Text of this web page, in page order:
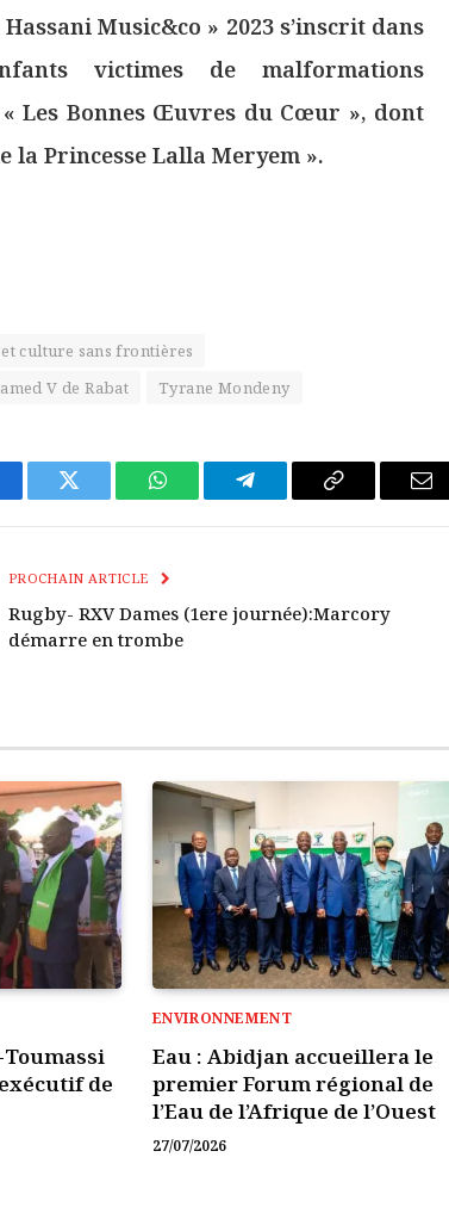
Music&co » 2023 s’inscrit dans
victimes de malformations
« Les Bonnes Œuvres du Cœur », dont
la Princesse Lalla Meryem ».
culture sans frontières
V de Rabat Tyrane Mondeny
Twitter WhatsAppTélégrammeCopier
E-
PROCHAIN ARTICLE
Rugby- RXV Dames (1ere journée):Marcory
démarre en trombe
Toumassi
de
ENVIRONNEMENT
Eau : Abidjan accueillera le
premier Forum régional de
l’Eau de l’Afrique de l’Ouest
27/07/2026